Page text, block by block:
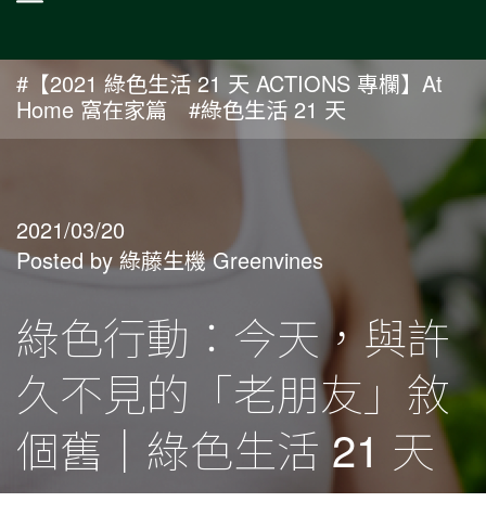
2021/03/20
Posted by 綠藤生機 Greenvines
#【2021 綠色生活 21 天 ACTIONS 專欄】At
Home 窩在家篇
#綠色生活 21 天
綠色行動：今天，與許
久不見的「老朋友」敘
個舊｜綠色生活 21 天